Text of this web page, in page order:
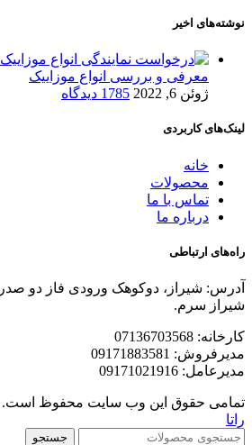
نوشته‌های اخیر
معرفی و بررسی انواع موزاییک
ژوئن 6, 2022
1785 دیدگاه
لینک‌های کاربردی
خانه
محصولات
تماس با ما
درباره ما
راه‌های ارتباطی
آدرس: شیراز، دوکوهک ورودی فاز دو
شیراز سرم.
کارخانه: 07136703568
مدیرفروش: 09171883581
مدیرعامل: 09171021916
تمامی حقوق این وب سایت محفوظ
راتا
جستجو